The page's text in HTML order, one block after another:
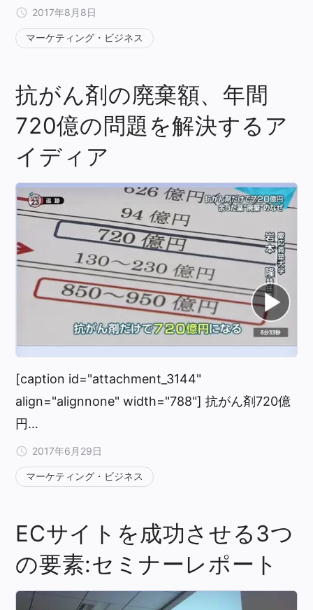
2017年8月8日
マーケティング・ビジネス
抗がん剤の廃棄額、年間
720億の問題を解決するア
イディア
[caption id="attachment_3144"
align="alignnone" width="788"] 抗がん剤720億
円…
2017年6月29日
マーケティング・ビジネス
ECサイトを成功させる3つ
の要素:セミナーレポート